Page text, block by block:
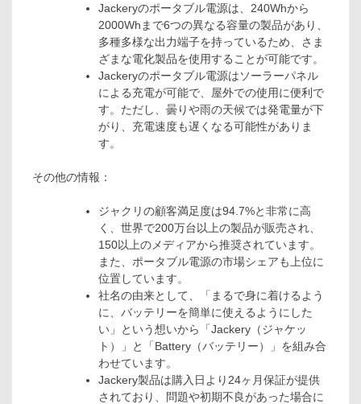
Jackeryのポータブル電源は、240Whから
2000Whまで6つの異なる容量の製品があり、
多種多様な出力端子を持っているため、さま
ざまな電化製品を使用することが可能です。
Jackeryのポータブル電源はソーラーパネル
による充電が可能で、屋外での使用に便利で
す。ただし、曇りや雨の天候では発電量が下
がり、充電速度も遅くなる可能性がありま
す。
その他の情報：
ジャクリの顧客満足度は94.7%と非常に高
く、世界で200万台以上の製品が販売され、
150以上のメディアから推奨されています。
また、ポータブル電源の市場シェアも上位に
位置しています。
社名の由来として、「まるで身に着けるよう
に、バッテリーを簡単に使えるようにした
い」という想いから「Jackery（ジャケッ
ト）」と「Battery（バッテリー）」を組み合
わせています。
Jackery製品は購入日より24ヶ月保証が提供
されており、問題や初期不良があった場合に